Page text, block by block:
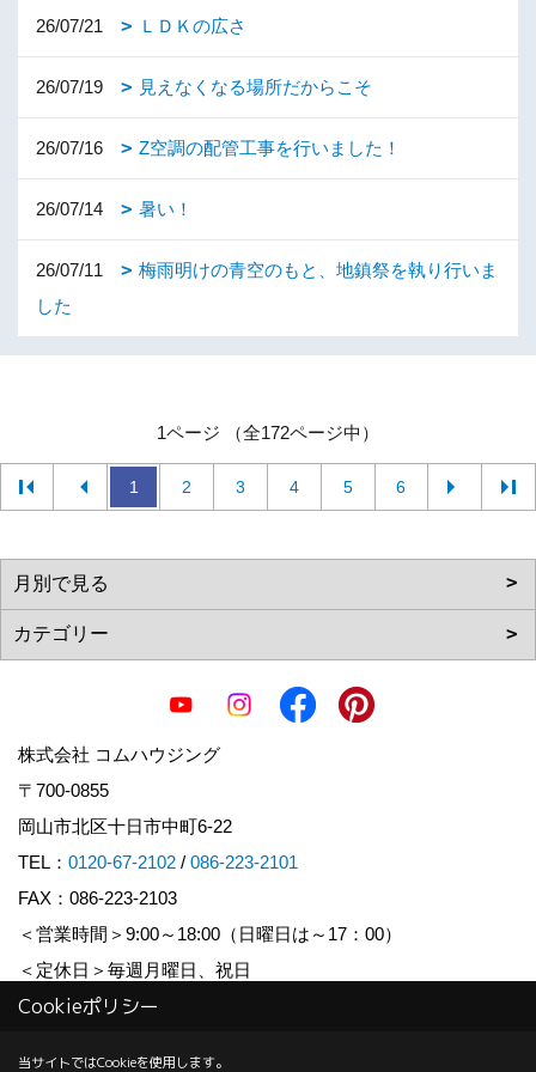
26/07/21 ＬＤＫの広さ
26/07/19 見えなくなる場所だからこそ
26/07/16 Z空調の配管工事を行いました！
26/07/14 暑い！
26/07/11
梅雨明けの青空のもと、地鎮祭を執り行いま
した
1ページ （全172ページ中）
1 2 3 4 5 6
株式会社 コムハウジング
〒700-0855
岡山市北区十日市中町6-22
TEL： 0120-67-2102 / 086-223-2101
FAX：086-223-2103
＜営業時間＞9:00～18:00（日曜日は～17：00）
＜定休日＞毎週月曜日、祝日
Copyright (c) COM HOUSHING Inc. All Rights Reserved.
Cookieポリシー
当サイトではCookieを使用します。